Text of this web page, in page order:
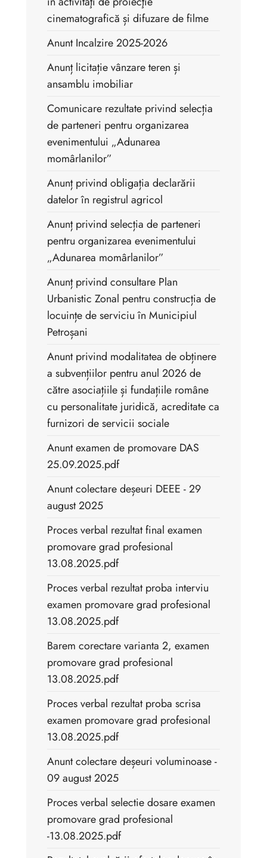
cinematografică și difuzare de filme
Anunt Incalzire 2025-2026
Anunț licitație vânzare teren și
ansamblu imobiliar
Comunicare rezultate privind selecția
de parteneri pentru organizarea
evenimentului „Adunarea
momârlanilor”
Anunț privind obligația declarării
datelor în registrul agricol
Anunț privind selecția de parteneri
pentru organizarea evenimentului
„Adunarea momârlanilor”
Anunț privind consultare Plan
Urbanistic Zonal pentru construcția de
locuințe de serviciu în Municipiul
Petroșani
Anunt privind modalitatea de obținere
a subvențiilor pentru anul 2026 de
către asociațiile și fundațiile române
cu personalitate juridică, acreditate ca
furnizori de servicii sociale
Anunt examen de promovare DAS
25.09.2025.pdf
Anunt colectare deșeuri DEEE - 29
august 2025
Proces verbal rezultat final examen
promovare grad profesional
13.08.2025.pdf
Proces verbal rezultat proba interviu
examen promovare grad profesional
13.08.2025.pdf
Barem corectare varianta 2, examen
promovare grad profesional
13.08.2025.pdf
Proces verbal rezultat proba scrisa
examen promovare grad profesional
13.08.2025.pdf
Anunt colectare deșeuri voluminoase -
09 august 2025
Proces verbal selectie dosare examen
promovare grad profesional
-13.08.2025.pdf